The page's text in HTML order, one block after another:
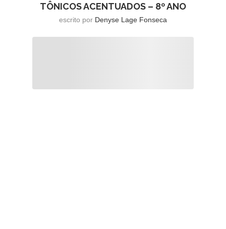
TÔNICOS ACENTUADOS – 8º ANO
escrito por Denyse Lage Fonseca